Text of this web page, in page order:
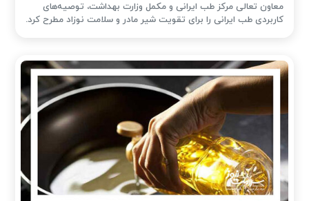
معاون تعالی مرکز طب ایرانی و مکمل وزارت بهداشت، توصیه‌های
کاربردی طب ایرانی را برای تقویت شیر مادر و سلامت نوزاد مطرح کرد.